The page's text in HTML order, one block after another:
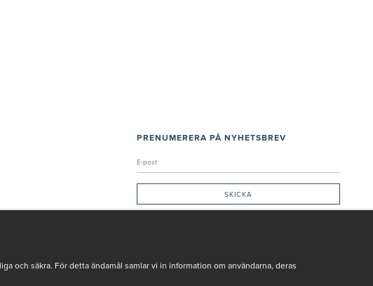
PRENUMERERA PÅ NYHETSBREV
och säkra. För detta ändamål samlar vi in information om användarna, deras